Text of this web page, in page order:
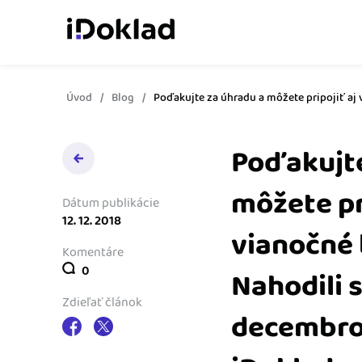
Online fakturácia
Správa kontaktov
Získajte kontrolu nad
obchodnými kontaktmi.
Sledovanie cashflow
Vymeňte počítanie za
o výdavkoch a príjmoch.
Spolupráca s
Úvod Blog Poďakujte za úhradu a môžete pripojiť aj
Dátum publikácie
12. 12. 2018
Komentáre
0
Zdieľať článok
môžete
Nahodili